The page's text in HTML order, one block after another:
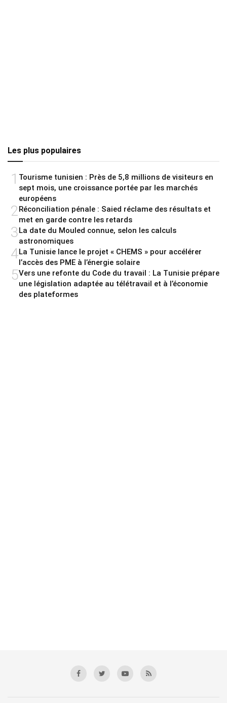
Les plus populaires
1 Tourisme tunisien : Près de 5,8 millions de visiteurs en
sept mois, une croissance portée par les marchés
européens
2Réconciliation pénale : Saied réclame des résultats et
met en garde contre les retards
3La date du Mouled connue, selon les calculs
astronomiques
4La Tunisie lance le projet « CHEMS » pour accélérer
l’accès des PME à l’énergie solaire
5Vers une refonte du Code du travail : La Tunisie prépare
une législation adaptée au télétravail et à l’économie
des plateformes